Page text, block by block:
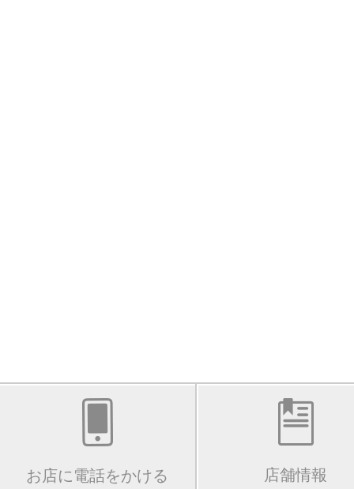
お店に電話をかける 店舗情報